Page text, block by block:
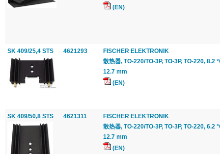
(EN)
SK 409/25,4 STS 4621293
FISCHER ELEKTRONIK
散热器, TO-220/TO-3P, TO-3P, TO-220, 8.2
12.7 mm
(EN)
SK 409/50,8 STS 4621311
FISCHER ELEKTRONIK
散热器, TO-220/TO-3P, TO-3P, TO-220, 6.2
12.7 mm
(EN)